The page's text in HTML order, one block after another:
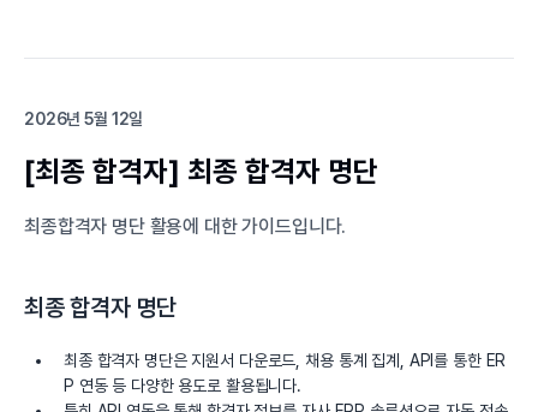
2026년 5월 12일
[최종 합격자] 최종 합격자 명단
최종합격자 명단 활용에 대한 가이드입니다.
최종 합격자 명단
최종 합격자 명단은 지원서 다운로드, 채용 통계 집계, API를 통한 ER
P 연동 등 다양한 용도로 활용됩니다.